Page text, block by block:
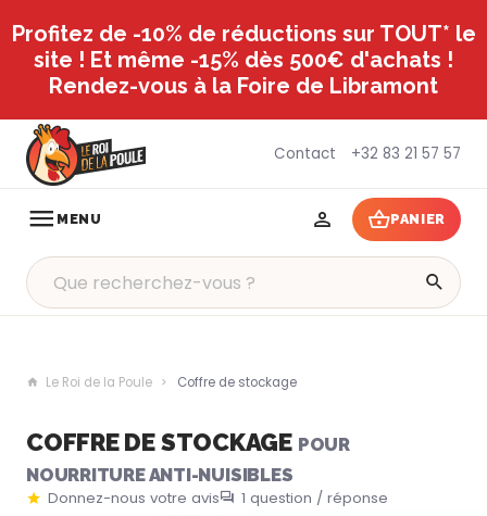
Profitez de -10% de réductions sur TOUT* le
site ! Et même -15% dès 500€ d'achats !
Rendez-vous à la Foire de Libramont
Contact +32 83 21 57 57
MENU PANIER
Le Roi de la Poule Coffre de stockage
COFFRE DE STOCKAGE POUR
NOURRITURE ANTI-NUISIBLES
Donnez-nous votre avis
1 question / réponse